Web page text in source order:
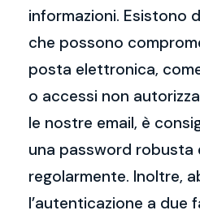
informazioni. Esistono
che possono
posta elettronica,
o accessi non
le nostre email, è
una password robusta
regolarmente. Inoltre,
l’autenticazione a due